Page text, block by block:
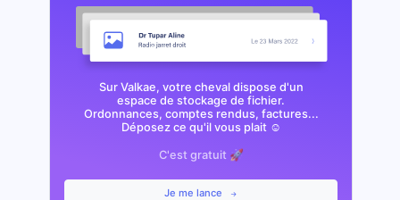
Sur Valkae, votre cheval dispose d'un
espace de stockage de fichier.
Ordonnances, comptes rendus, factures...
Déposez ce qu'il vous plait ☺️
C'est gratuit 🚀
Je me lance